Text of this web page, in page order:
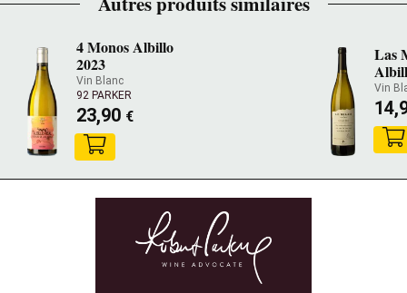
4 Monos Albillo
2023
Vin Blanc
92 PARKER
23,90 €
Las
Vin